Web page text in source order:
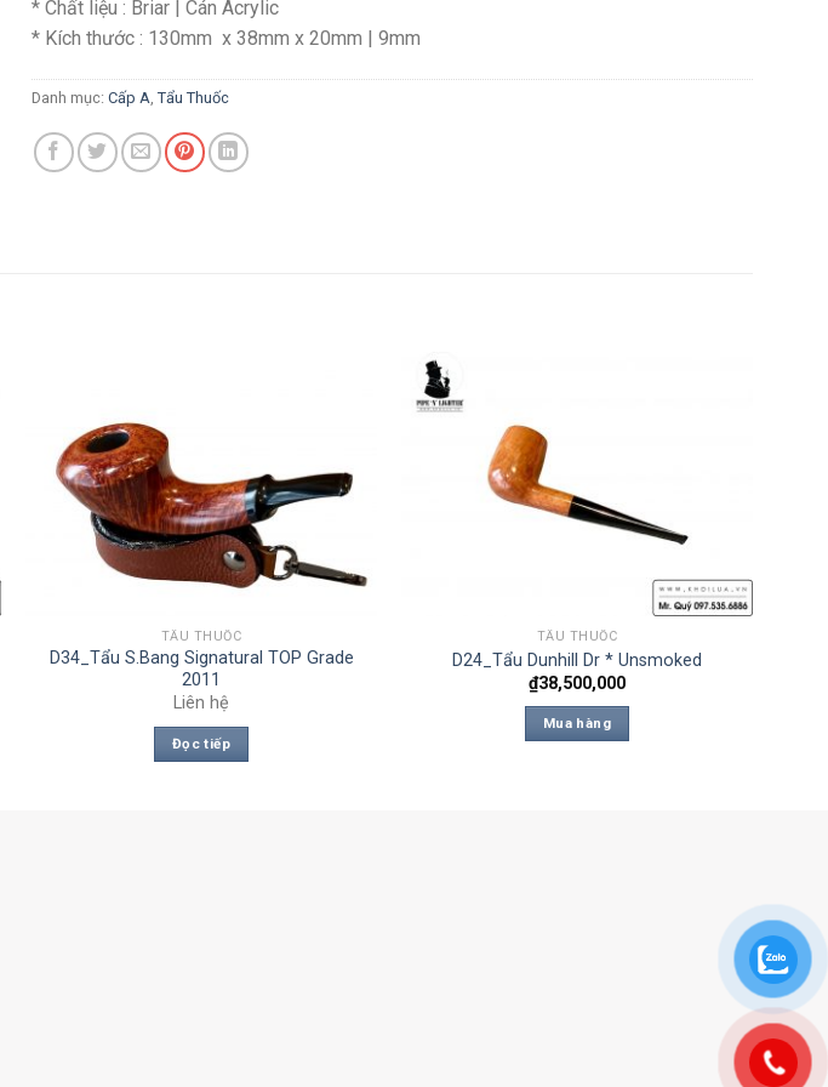
* Chất liệu : Briar | Cán Acrylic
* Kích thước : 130mm x 38mm x 20mm | 9mm
Danh mục: Cấp A, Tẩu Thuốc
TẨU THUỐC
D34_Tẩu S.Bang Signatural TOP Grade
2011
Liên hệ
Đọc tiếp
TẨU THUỐC
D24_Tẩu Dunhill Dr * Unsmoked
₫38,500,000
Mua hàng